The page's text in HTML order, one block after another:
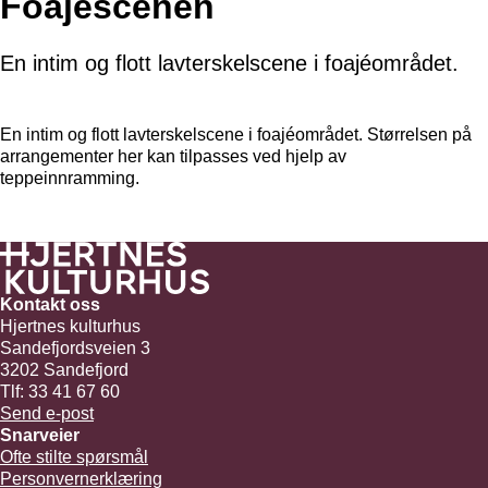
En intim og flott lavterskelscene i foajéområdet.
En intim og flott lavterskelscene i foajéområdet. Størrelsen på
arrangementer her kan tilpasses ved hjelp av
teppeinnramming.
Kontakt oss
Hjertnes kulturhus
Sandefjordsveien 3
3202 Sandefjord
Tlf: 33 41 67 60
Send e-post
Snarveier
Ofte stilte spørsmål
Personvernerklæring